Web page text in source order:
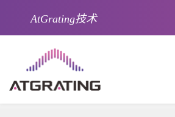
AtGrating技术